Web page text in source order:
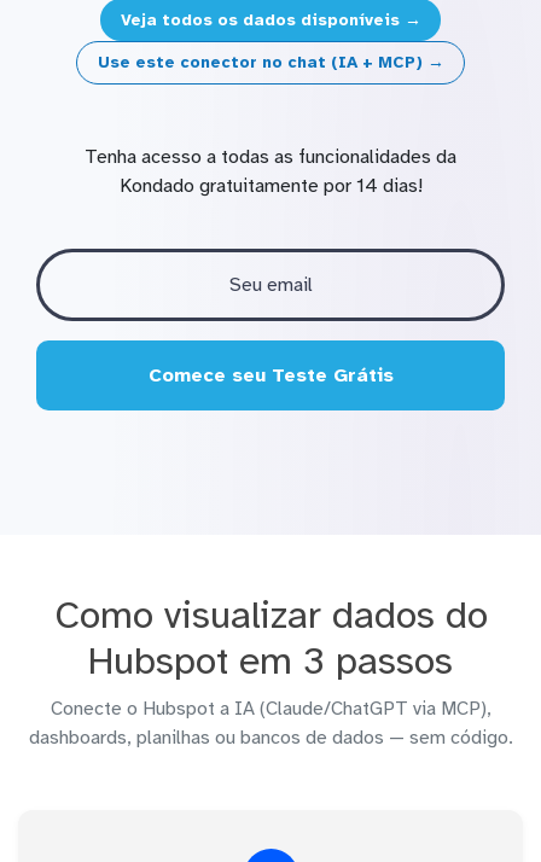
Veja todos os dados disponíveis →
Use este conector no chat (IA + MCP) →
Tenha acesso a todas as funcionalidades da
Kondado gratuitamente por 14 dias!
Comece seu Teste Grátis
Como visualizar dados do
Hubspot em 3 passos
Conecte o Hubspot a IA (Claude/ChatGPT via MCP),
dashboards, planilhas ou bancos de dados — sem código.